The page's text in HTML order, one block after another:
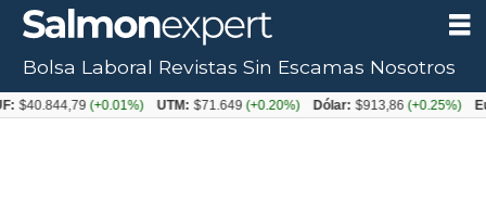
Bolsa Laboral Revistas Sin Escamas Nosotros
(+0.01%) UTM: $71.649(+0.20%) Dólar: $913,86(+0.25%) Euro: